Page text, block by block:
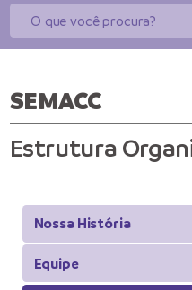
SEMACC
Estrutura
Nossa História
Equipe